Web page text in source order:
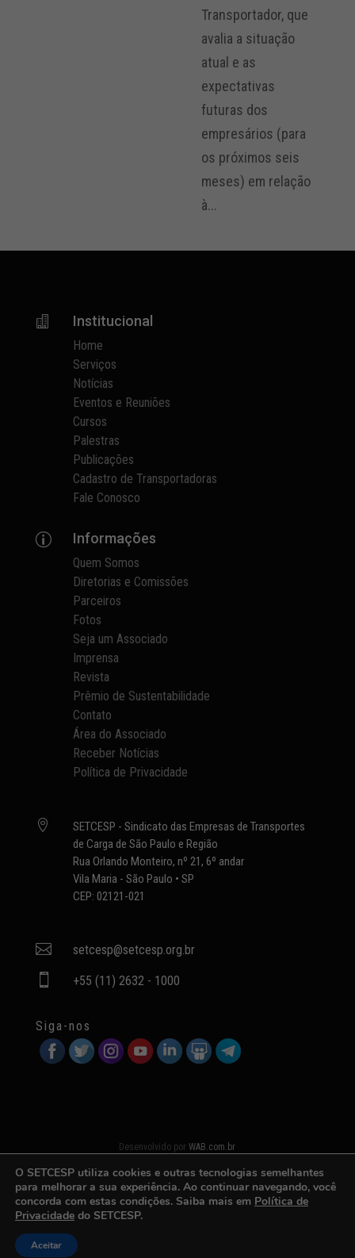
Transportador, que
avalia a situação
atual e as
expectativas
futuras dos
empresários (para
os próximos seis
meses) em relação
à...
 Institucional
Home
Serviços
Notícias
Eventos e Reuniões
Cursos
Palestras
Publicações
Cadastro de Transportadoras
Fale Conosco
p Informações
Quem Somos
Diretorias e Comissões
Parceiros
Fotos
Seja um Associado
Imprensa
Revista
Prêmio de Sustentabilidade
Contato
Área do Associado
Receber Notícias
Política de Privacidade

SETCESP - Sindicato das Empresas de Transportes
de Carga de São Paulo e Região
Rua Orlando Monteiro, nº 21, 6º andar
Vila Maria - São Paulo • SP
CEP: 02121-021
 setcesp@setcesp.org.br
 +55 (11) 2632 - 1000
Siga-nos
Desenvolvido porWAB.com.br
O SETCESP utiliza cookies e outras tecnologias semelhantes
para melhorar a sua experiência. Ao continuar navegando, você
concorda com estas condições. Saiba mais em Política de
Privacidade do SETCESP.
Aceitar